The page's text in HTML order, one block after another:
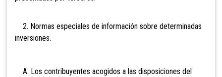
2. Normas especiales de información sobre determinadas
inversiones.
A. Los contribuyentes acogidos a las disposiciones del